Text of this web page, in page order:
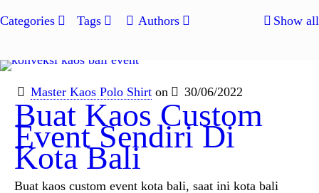
Categories Tags Authors Show all
Master Kaos Polo Shirt on 30/06/2022
Buat Kaos Custom
Event Sendiri Di
Kota Bali
Buat kaos custom event kota bali, saat ini kota bali